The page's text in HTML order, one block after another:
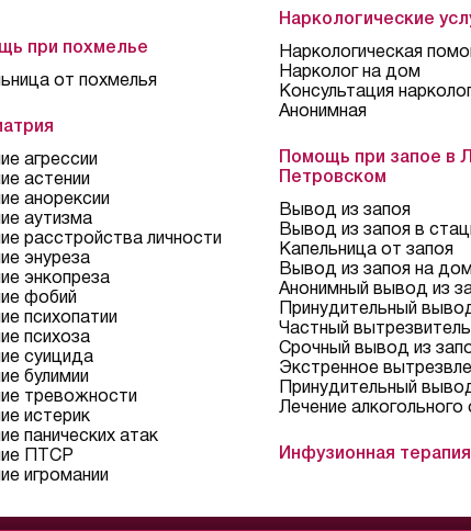
при похмелье
от похмелья
агрессии
астении
анорексии
аутизма
расстройства личности
энуреза
энкопреза
фобий
психопатии
психоза
суицида
булимии
тревожности
истерик
панических атак
ПТСР
игромании
Наркологические
Наркологическая
Нарколог на дом
Консультация
Анонимная
Помощь при запое в
Петровском
Вывод из запоя
Вывод из запоя в
Капельница от запоя
Вывод из запоя на
Анонимный вывод из
Принудительный
Частный вытрезвитель
Срочный вывод из
Экстренное
Принудительный
Лечение алкогольного
Инфузионная терапия